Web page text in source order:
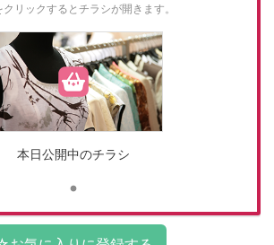
リックするとチラシが開きます。
本日公開中のチラシ